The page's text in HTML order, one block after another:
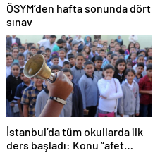
ÖSYM’den hafta sonunda dört
sınav
İstanbul’da tüm okullarda ilk
ders başladı: Konu “afet